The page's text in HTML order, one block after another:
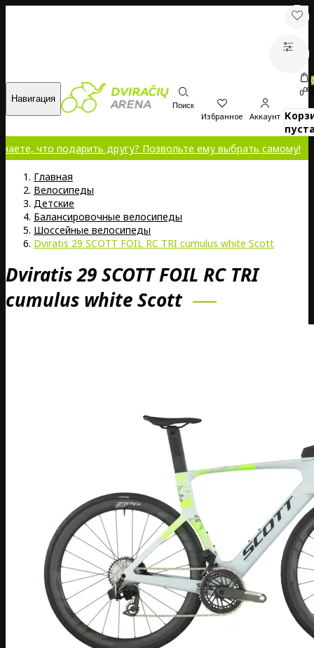
Навигация
Поиск
Избранное Аккаунт
0
000
другу? Позвольте ему выбрать самому!
Главная
Велосипеды
Детские
Балансировочные велосипеды
Шоссейные велосипеды
Dviratis 29 SCOTT FOIL RC TRI cumulus white Scott
Dviratis 29 SCOTT FOIL RC TRI
cumulus white Scott